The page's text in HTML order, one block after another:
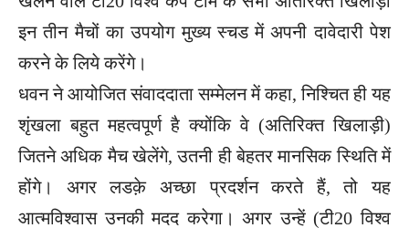
इन तीन मैचों का उपयोग मुख्य स्चड में अपनी दावेदारी पेश
करने के लिये करेंगे।
धवन ने आयोजित संवाददाता सम्मेलन में कहा, निश्चित ही यह
शृंखला बहुत महत्वपूर्ण है क्योंकि वे (अतिरिक्त खिलाड़ी)
जितने अधिक मैच खेलेंगे, उतनी ही बेहतर मानसिक स्थिति में
होंगे। अगर लडक़े अच्छा प्रदर्शन करते हैं, तो यह
आत्मविश्वास उनकी मदद करेगा। अगर उन्हें (टी20 विश्व